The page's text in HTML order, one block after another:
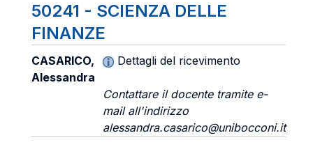
50241 - SCIENZA DELLE
FINANZE
CASARICO,
Alessandra
Dettagli del ricevimento
Contattare il docente tramite e-
mail all'indirizzo
alessandra.casarico@unibocconi.it